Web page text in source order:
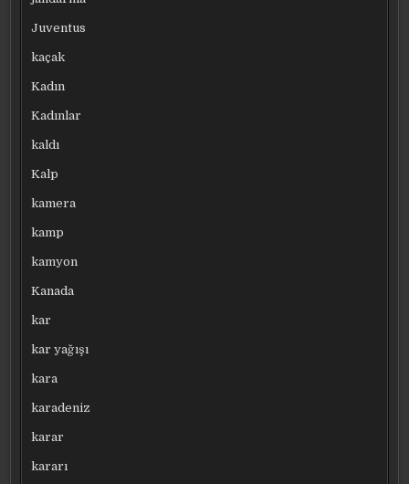
Juventus
kaçak
Kadın
Kadınlar
kaldı
Kalp
kamera
kamp
kamyon
Kanada
kar
kar yağışı
kara
karadeniz
karar
kararı